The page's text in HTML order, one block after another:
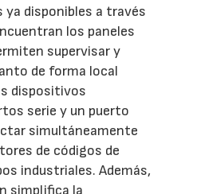
disponibles a través
los paneles
supervisar y
de forma local
dispositivos
serie y un puerto
simultáneamente
de códigos de
industriales. Además,
simplifica la